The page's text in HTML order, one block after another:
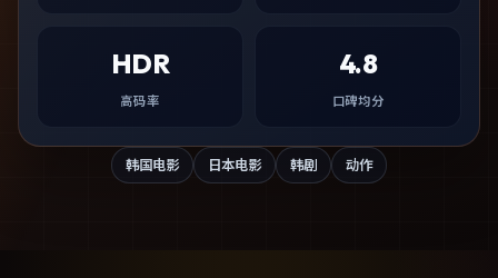
HDR
高码率
4.8
口碑均分
韩国电影 日本电影 韩剧 动作